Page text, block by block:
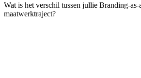
Wat is het verschil tussen jullie Branding-as-
maatwerktraject?